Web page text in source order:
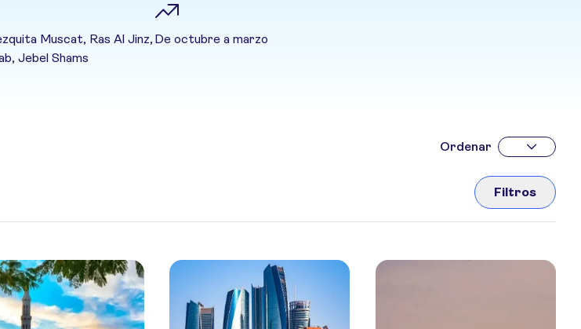
Muscat, Ras Al Jinz,
Jebel Shams
De octubre a marzo
Ordenar
Filtros